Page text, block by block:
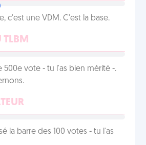
c'est une VDM. C'est la base.
TLBM
vote - tu l'as bien mérité -.
la barre des 100 votes - tu l'as